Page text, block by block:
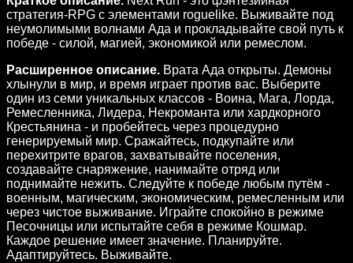
стратегия-RPG с элементами roguelike. Выживайте под
неумолимыми волнами Ада и прокладывайте свой путь к
победе - силой, магией, экономикой или ремеслом.
Расширенное описание. Врата Ада открыты. Демоны
хлынули в мир, и время играет против вас. Выберите
один из семи уникальных классов - Воина, Мага, Лорда,
Ремесленника, Лидера, Некроманта или хардкорного
Крестьянина - и пробейтесь через процедурно
генерируемый мир. Сражайтесь, подкупайте или
перехитрите врагов, захватывайте поселения,
создавайте снаряжение, нанимайте отряд или
поднимайте нежить. Следуйте к победе любым путём -
военным, магическим, экономическим, ремесленным или
через чистое выживание. Играйте спокойно в режиме
Песочницы или испытайте себя в режиме Кошмар.
Каждое решение имеет значение. Планируйте.
Адаптируйтесь. Выживайте.